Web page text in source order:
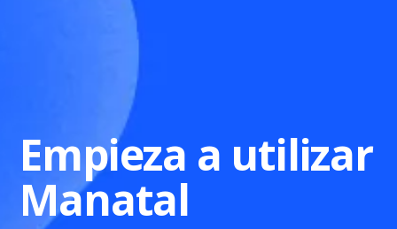
Empieza a utilizar
Manatal